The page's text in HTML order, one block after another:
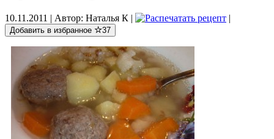
10.11.2011 | Автор: Наталья К | |
Добавить в избранное 37